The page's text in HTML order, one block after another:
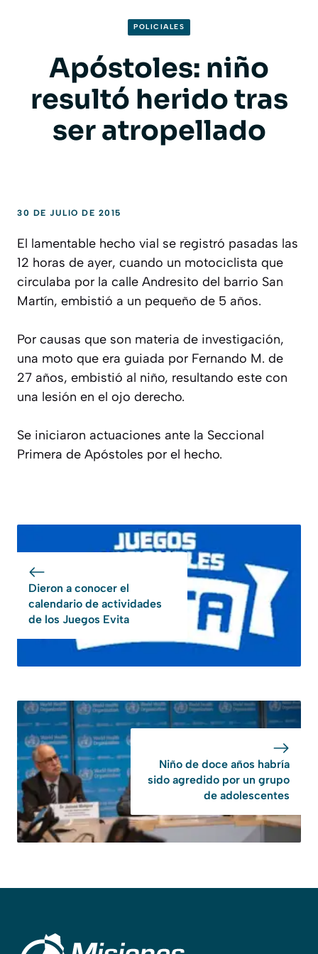
POLICIALES
Apóstoles: niño
resultó herido tras
ser atropellado
30 DE JULIO DE 2015
El lamentable hecho vial se registró pasadas las
12 horas de ayer, cuando un motociclista que
circulaba por la calle Andresito del barrio San
Martín, embistió a un pequeño de 5 años.
Por causas que son materia de investigación,
una moto que era guiada por Fernando M. de
27 años, embistió al niño, resultando este con
una lesión en el ojo derecho.
Se iniciaron actuaciones ante la Seccional
Primera de Apóstoles por el hecho.
Dieron a conocer el
calendario de actividades
de los Juegos Evita
Niño de doce años habría
sido agredido por un grupo
de adolescentes